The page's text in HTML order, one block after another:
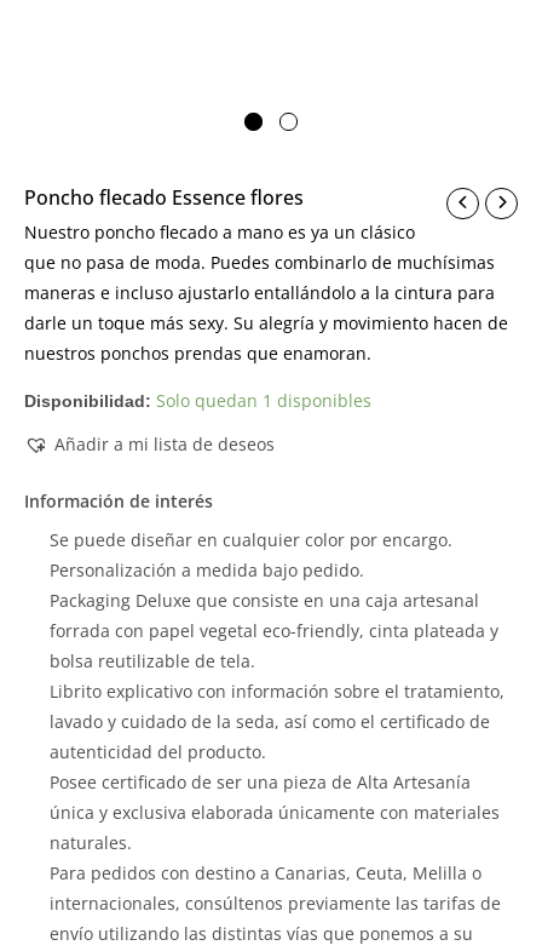
Poncho flecado Essence flores
Nuestro poncho flecado a mano es ya un clásico
que no pasa de moda. Puedes combinarlo de muchísimas
maneras e incluso ajustarlo entallándolo a la cintura para
darle un toque más sexy. Su alegría y movimiento hacen de
nuestros ponchos prendas que enamoran.
Disponibilidad: Solo quedan 1 disponibles
Añadir a mi lista de deseos
Información de interés
Se puede diseñar en cualquier color por encargo.
Personalización a medida bajo pedido.
Packaging Deluxe que consiste en una caja artesanal
forrada con papel vegetal eco-friendly, cinta plateada y
bolsa reutilizable de tela.
Librito explicativo con información sobre el tratamiento,
lavado y cuidado de la seda, así como el certificado de
autenticidad del producto.
Posee certificado de ser una pieza de Alta Artesanía
única y exclusiva elaborada únicamente con materiales
naturales.
Para pedidos con destino a Canarias, Ceuta, Melilla o
internacionales, consúltenos previamente las tarifas de
envío utilizando las distintas vías que ponemos a su